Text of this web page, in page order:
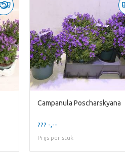
Campanula Poscharskyana
??? -,--
Prijs per stuk